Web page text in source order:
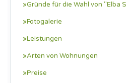
»Gründe für die Wahl von "Elba
»Fotogalerie
»Leistungen
»Arten von Wohnungen
»Preise